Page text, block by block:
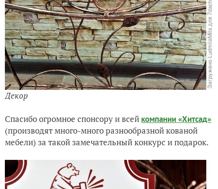
Декор
Спасибо огромное спонсору и всей компании «Хитсад»
(производят много-много разнообразной кованой
мебели) за такой замечательный конкурс и подарок.